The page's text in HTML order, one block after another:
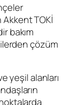
TOKİ
bakım
çözüm
yeşil alanları